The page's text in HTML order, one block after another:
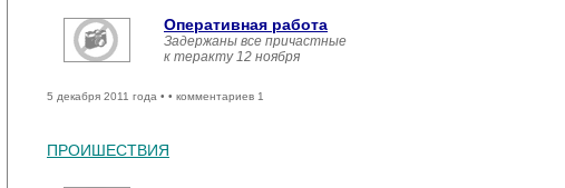
Оперативная работа
Задержаны все причастные
к теракту 12 ноября
5 декабря 2011 года • • комментариев 1
ПРОИШЕСТВИЯ